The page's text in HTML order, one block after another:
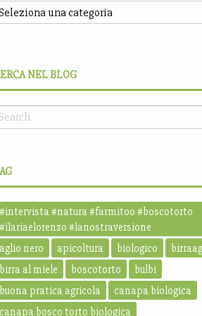
NEL BLOG
#intervista #natura #farmitoo #boscotorto
#ilariaelorenzo #lanostraversione
aglio nero
apicoltura biologico
birra al miele
boscotorto
bulbi
buona pratica agricola
canapa biologica
canapa bosco torto biologica